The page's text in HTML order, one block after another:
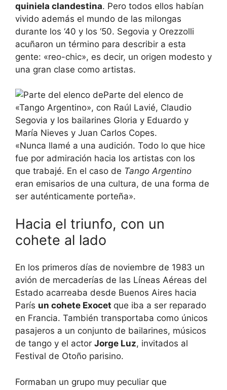
quiniela clandestina. Pero todos ellos habían
vivido además el mundo de las milongas
durante los ‘40 y los ‘50. Segovia y Orezzolli
acuñaron un término para describir a esta
gente: «reo-chic», es decir, un origen modesto y
una gran clase como artistas.
Parte del elenco de
«Tango Argentino», con Raúl Lavié, Claudio
Segovia y los bailarines Gloria y Eduardo y
María Nieves y Juan Carlos Copes.
«Nunca llamé a una audición. Todo lo que hice
fue por admiración hacia los artistas con los
que trabajé. En el caso de Tango Argentino
eran emisarios de una cultura, de una forma de
ser auténticamente porteña».
Hacia el triunfo, con un
cohete al lado
En los primeros días de noviembre de 1983 un
avión de mercaderías de las Líneas Aéreas del
Estado acarreaba desde Buenos Aires hacia
París un cohete Exocet que iba a ser reparado
en Francia. También transportaba como únicos
pasajeros a un conjunto de bailarines, músicos
de tango y el actor Jorge Luz, invitados al
Festival de Otoño parisino.
Formaban un grupo muy peculiar que